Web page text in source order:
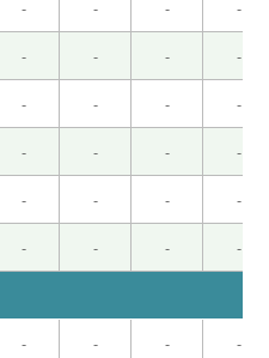
到非常开心。因为我有
和您聊天后，我想重
谢。
話相手としてはとても
)
性 )
课也很开心 下次见吧！
- - - -
- - - -
- - - -
- - - -
- - - -
- - - -
- - - -